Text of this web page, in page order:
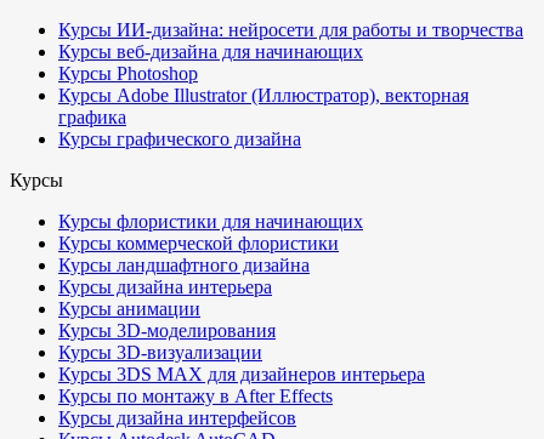
Курсы ИИ-дизайна: нейросети для работы и творчества
Курсы веб-дизайна для начинающих
Курсы Photoshop
Курсы Adobe Illustrator (Иллюстратор), векторная
графика
Курсы графического дизайна
Курсы
Курсы флористики для начинающих
Курсы коммерческой флористики
Курсы ландшафтного дизайна
Курсы дизайна интерьера
Курсы анимации
Курсы 3D-моделирования
Курсы 3D-визуализации
Курсы 3DS MAX для дизайнеров интерьера
Курсы по монтажу в After Effects
Курсы дизайна интерфейсов